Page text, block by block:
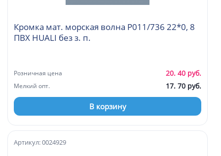
Кромка мат. морская волна P011/736 22*0, 8
ПВХ HUALI без з. п.
Розничная цена 20. 40 руб.
Мелкий опт. 17. 70 руб.
В корзину
Артикул: 0024929